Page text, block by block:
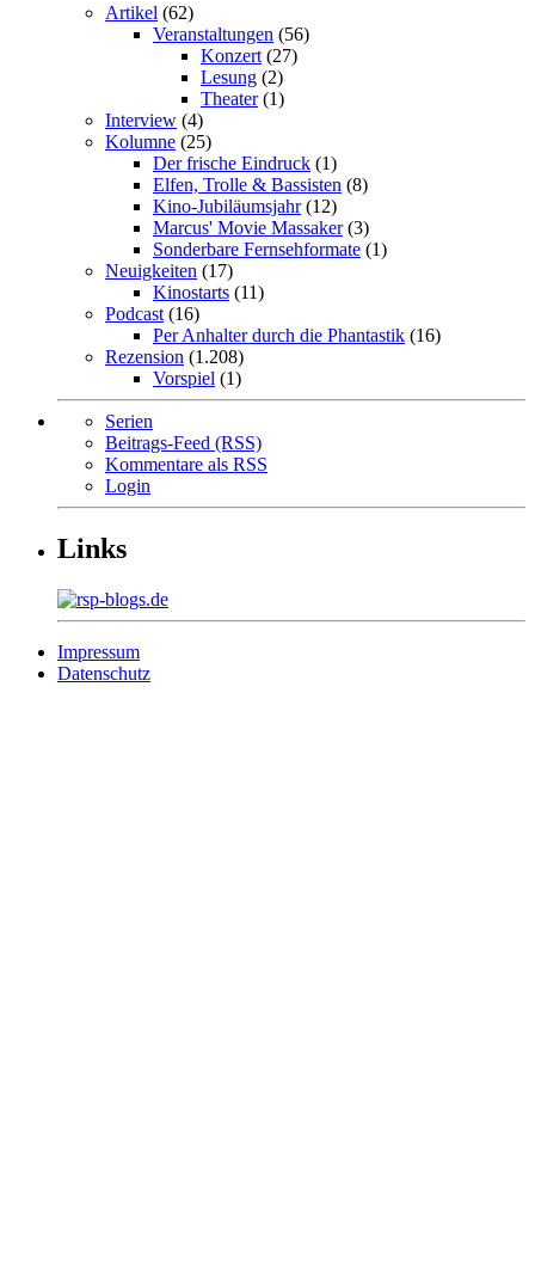
Artikel (62)
Veranstaltungen (56)
Konzert (27)
Lesung (2)
Theater(1)
Interview (4)
Kolumne (25)
Der frische Eindruck (1)
Elfen, Trolle & Bassisten (8)
Kino-Jubiläumsjahr(12)
Marcus' Movie Massaker(3)
Sonderbare Fernsehformate (1)
Neuigkeiten (17)
Kinostarts (11)
Podcast (16)
Per Anhalter durch die Phantastik (16)
Rezension (1.208)
Vorspiel (1)
Serien
Beitrags-Feed (RSS)
Kommentare als RSS
Login
Links
Impressum
Datenschutz